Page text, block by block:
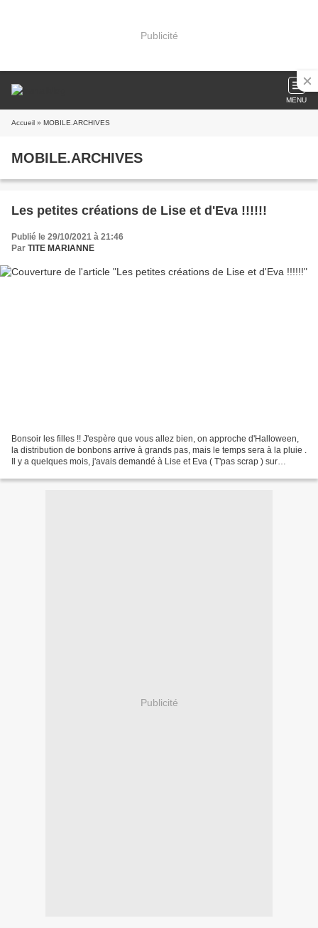
Publicité
MENU
Accueil » MOBILE.ARCHIVES
MOBILE.ARCHIVES
Les petites créations de Lise et d'Eva !!!!!!
Publié le 29/10/2021 à 21:46
Par TITE MARIANNE
Bonsoir les filles !! J'espère que vous allez bien, on approche d'Halloween,
la distribution de bonbons arrive à grands pas, mais le temps sera à la pluie .
Il y a quelques mois, j'avais demandé à Lise et Eva ( T'pas scrap ) sur
Publicité